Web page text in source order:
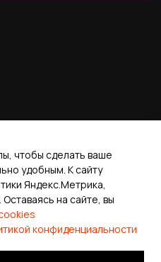
чтобы сделать ваше
удобным. К cайту
Яндекс.Метрика,
на сайте, вы
конфиденциальности